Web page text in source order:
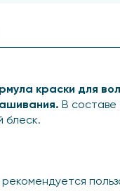
краски для
В
блеск.